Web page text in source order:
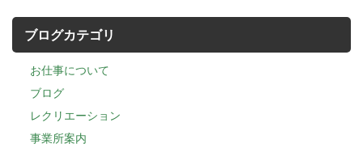
ブログカテゴリ
お仕事について
ブログ
レクリエーション
事業所案内